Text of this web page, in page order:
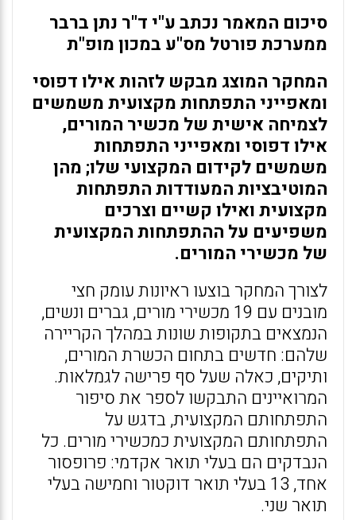
סיכום המאמר נכתב ע"י ד"ר נתן ברבר
ממערכת פורטל מס"ע במכון מופ"ת
המחקר המוצג מבקש לזהות אילו דפוסי
ומאפייני התפתחות מקצועית משמשים
לצמיחה אישית של מכשיר המורים,
אילו דפוסי ומאפייני התפתחות
משמשים לקידום המקצועי שלו; מהן
המוטיבציות המעודדות התפתחות
מקצועית ואילו קשיים וצרכים
משפיעים על ההתפתחות המקצועית
של מכשירי המורים.
לצורך המחקר בוצעו ראיונות עומק חצי
מובנים עם 19 מכשירי מורים, גברים ונשים,
הנמצאים בתקופות שונות במהלך הקריירה
שלהם: חדשים בתחום הכשרת המורים,
ותיקים, כאלה שעל סף פרישה לגמלאות.
המרואיינים התבקשו לספר את סיפור
התפתחותם המקצועית, בדגש על
התפתחותם המקצועית כמכשירי מורים. כל
הנבדקים הם בעלי תואר אקדמי: פרופסור
אחד, 13 בעלי תואר דוקטור וחמישה בעלי
תואר שני.